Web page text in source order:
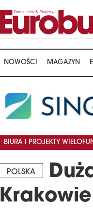
NOWOŚCI MAGAZYN
POLSKA
Krakowie
BIURA I PROJEKTY